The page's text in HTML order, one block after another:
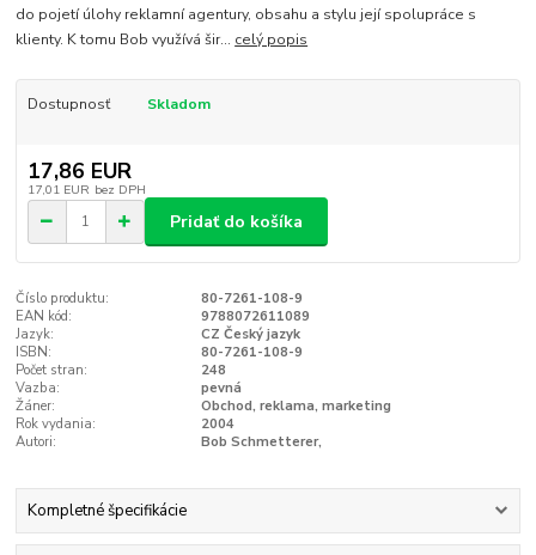
do pojetí úlohy reklamní agentury, obsahu a stylu její spolupráce s
klienty. K tomu Bob využívá šir... celý popis
Dostupnosť Skladom
17,86 EUR
17,01 EUR bez DPH
Pridať do košíka
Číslo produktu:
80-7261-108-9
EAN kód:
9788072611089
Jazyk:
CZ Český jazyk
ISBN:
80-7261-108-9
Počet stran:
248
Vazba:
pevná
Žáner:
Obchod, reklama, marketing
Rok vydania:
2004
Autori:
Bob Schmetterer,
Kompletné špecifikácie